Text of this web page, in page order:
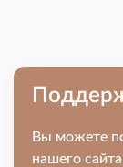
Вы можете
нашего